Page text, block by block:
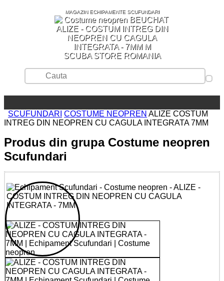
MAGAZIN ECHIPAMENTE SCUFUNDARI
SCUBA STORE ROMANIA
SCUFUNDARI COSTUME NEOPREN ALIZE COSTUM
INTREG DIN NEOPREN CU CAGULA INTEGRATA 7MM
Produs din grupa Costume neopren
Scufundari